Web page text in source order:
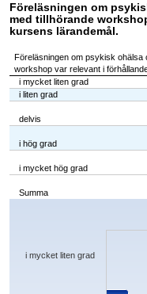
Föreläsningen om
med tillhörande
kursens lärandemål.
Föreläsningen om psykisk ohälsa
workshop var relevant i
i mycket liten grad
i liten grad
delvis
i hög grad
i mycket hög grad
Summa
Chart
The chart has 1 X axis displaying
i mycket liten grad